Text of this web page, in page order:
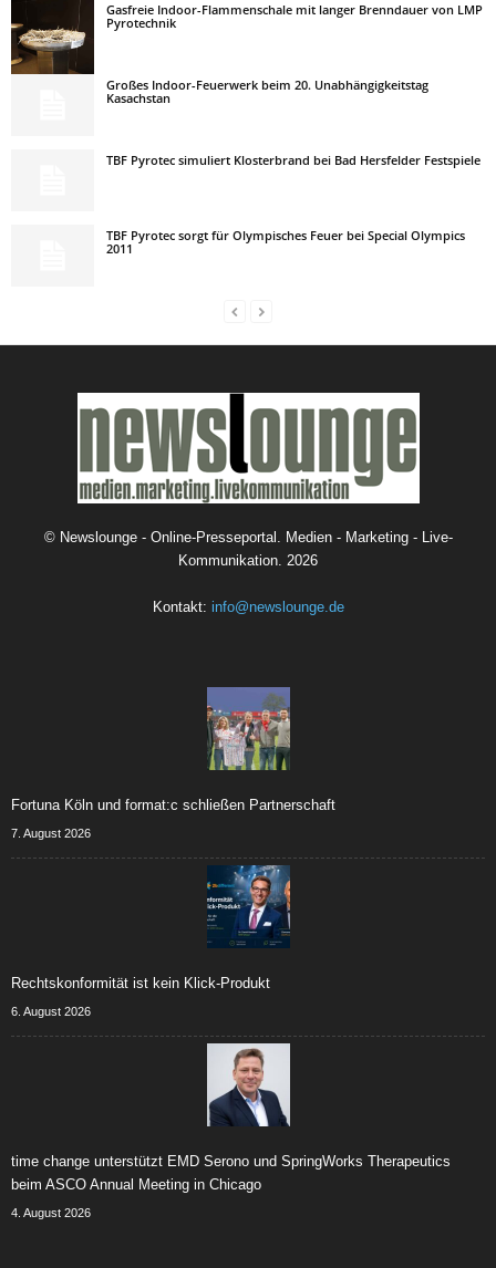
Gasfreie Indoor-Flammenschale mit langer Brenndauer von LMP
Pyrotechnik
Großes Indoor-Feuerwerk beim 20. Unabhängigkeitstag
Kasachstan
TBF Pyrotec simuliert Klosterbrand bei Bad Hersfelder Festspiele
TBF Pyrotec sorgt für Olympisches Feuer bei Special Olympics
2011
© Newslounge - Online-Presseportal. Medien - Marketing - Live-
Kommunikation. 2026
Kontakt: info@newslounge.de
Fortuna Köln und format:c schließen Partnerschaft
7. August 2026
Rechtskonformität ist kein Klick-Produkt
6. August 2026
time change unterstützt EMD Serono und SpringWorks Therapeutics
beim ASCO Annual Meeting in Chicago
4. August 2026